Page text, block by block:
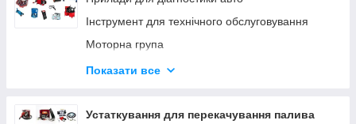
Інструмент для технічного обслуговування
Моторна група
Ходова група
Трансмісія
Показати все
Устаткування для перекачування палива